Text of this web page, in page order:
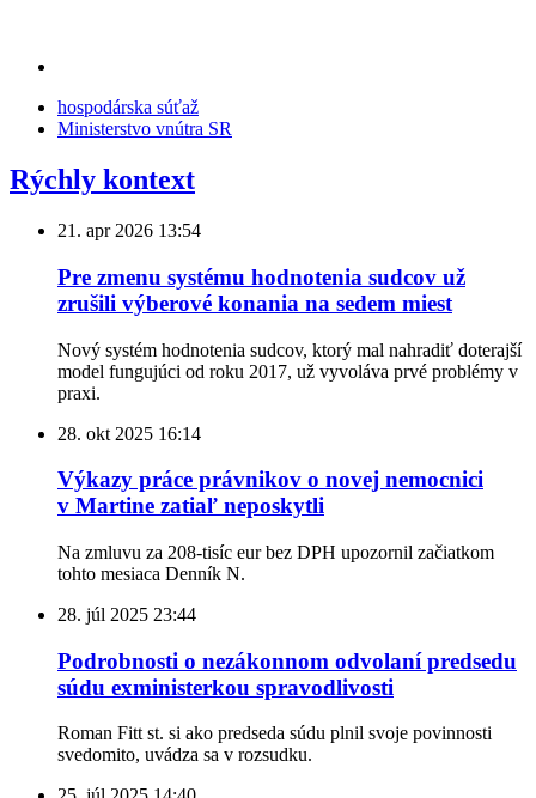
hospodárska súťaž
Ministerstvo vnútra SR
Rýchly kontext
21. apr 2026 13:54
Pre zmenu systému hodnotenia sudcov už
zrušili výberové konania na sedem miest
Nový systém hodnotenia sudcov, ktorý mal nahradiť doterajší
model fungujúci od roku 2017, už vyvoláva prvé problémy v
praxi.
28. okt 2025 16:14
Výkazy práce právnikov o novej nemocnici
v Martine zatiaľ neposkytli
Na zmluvu za 208-tisíc eur bez DPH upozornil začiatkom
tohto mesiaca Denník N.
28. júl 2025 23:44
Podrobnosti o nezákonnom odvolaní predsedu
súdu exministerkou spravodlivosti
Roman Fitt st. si ako predseda súdu plnil svoje povinnosti
svedomito, uvádza sa v rozsudku.